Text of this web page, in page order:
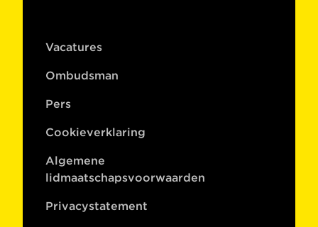
Vacatures
Ombudsman
Pers
Cookieverklaring
Algemene
lidmaatschapsvoorwaarden
Privacystatement